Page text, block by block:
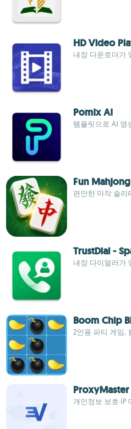
HD Video
내장 다운로더가
Pomix Ai
템플릿으로 AI 영
Fun
편안한 마작 솔리
TrustDial -
내장 다이얼러가
Boom Chip
2인용 파티 게임,
ProxyMaster
개인정보 보호·IP